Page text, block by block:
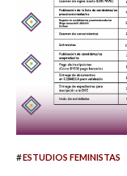
#ESTUDIOS FEMINISTAS